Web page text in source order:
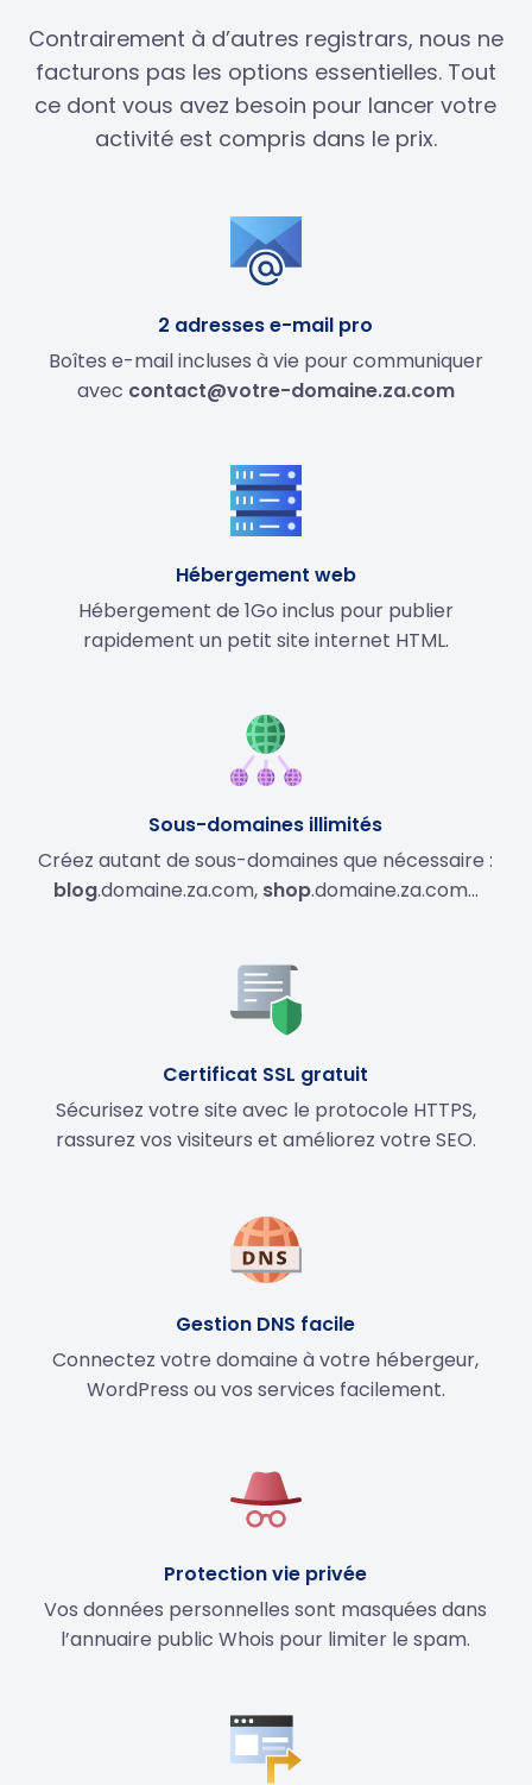
Contrairement à d’autres registrars, nous ne
facturons pas les options essentielles. Tout
ce dont vous avez besoin pour lancer votre
activité est compris dans le prix.
2 adresses e-mail pro
Boîtes e-mail incluses à vie pour communiquer
avec contact@votre-domaine.za.com
Hébergement web
Hébergement de 1Go inclus pour publier
rapidement un petit site internet HTML.
Sous-domaines illimités
Créez autant de sous-domaines que nécessaire :
blog.domaine.za.com, shop.domaine.za.com…
Certificat SSL gratuit
Sécurisez votre site avec le protocole HTTPS,
rassurez vos visiteurs et améliorez votre SEO.
Gestion DNS facile
Connectez votre domaine à votre hébergeur,
WordPress ou vos services facilement.
Protection vie privée
Vos données personnelles sont masquées dans
l’annuaire public Whois pour limiter le spam.